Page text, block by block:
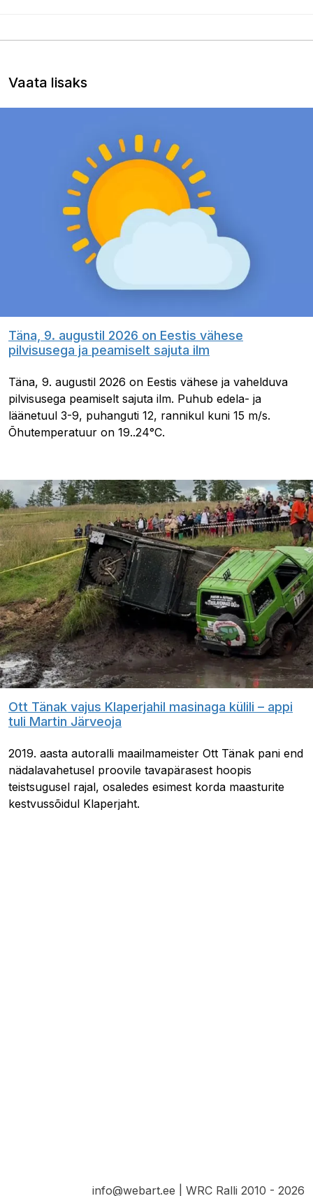
Vaata lisaks
Täna, 9. augustil 2026 on Eestis vähese
pilvisusega ja peamiselt sajuta ilm
Täna, 9. augustil 2026 on Eestis vähese ja vahelduva
pilvisusega peamiselt sajuta ilm. Puhub edela- ja
läänetuul 3-9, puhanguti 12, rannikul kuni 15 m/s.
Õhutemperatuur on 19..24°C.
Ott Tänak vajus Klaperjahil masinaga külili – appi
tuli Martin Järveoja
2019. aasta autoralli maailmameister Ott Tänak pani end
nädalavahetusel proovile tavapärasest hoopis
teistsugusel rajal, osaledes esimest korda maasturite
kestvussõidul Klaperjaht.
info@webart.ee | WRC Ralli 2010 - 2026